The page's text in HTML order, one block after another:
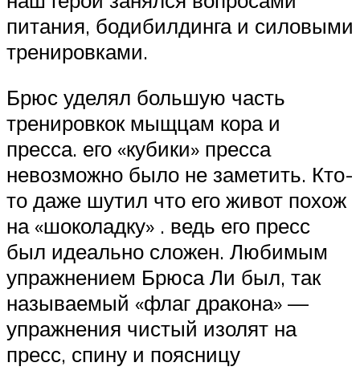
питания, бодибилдинга и силовыми
тренировками.
Брюс уделял большую часть
тренировкок мыщцам кора и
пресса. его «кубики» пресса
невозможно было не заметить. Кто-
то даже шутил что его живот похож
на «шоколадку» . ведь его пресс
был идеально сложен. Любимым
упражнением Брюса Ли был, так
называемый «флаг дракона» —
упражнения чистый изолят на
пресс, спину и поясницу